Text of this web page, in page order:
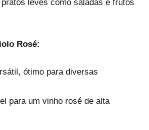
leves como saladas e frutos
Rosé:
ótimo para diversas
para um vinho rosé de alta